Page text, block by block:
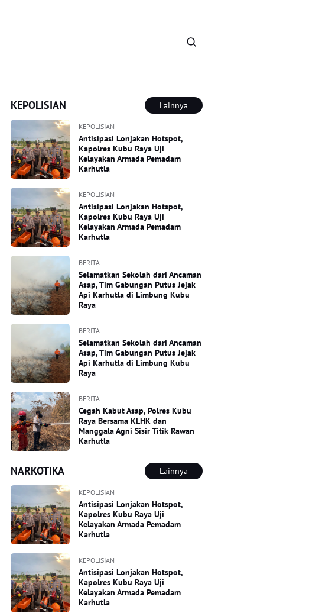
KEPOLISIAN Lainnya
KEPOLISIAN
Antisipasi Lonjakan Hotspot,
Kapolres Kubu Raya Uji
Kelayakan Armada Pemadam
Karhutla
KEPOLISIAN
Antisipasi Lonjakan Hotspot,
Kapolres Kubu Raya Uji
Kelayakan Armada Pemadam
Karhutla
BERITA
Selamatkan Sekolah dari Ancaman
Asap, Tim Gabungan Putus Jejak
Api Karhutla di Limbung Kubu
Raya
BERITA
Selamatkan Sekolah dari Ancaman
Asap, Tim Gabungan Putus Jejak
Api Karhutla di Limbung Kubu
Raya
BERITA
Cegah Kabut Asap, Polres Kubu
Raya Bersama KLHK dan
Manggala Agni Sisir Titik Rawan
Karhutla
NARKOTIKA Lainnya
KEPOLISIAN
Antisipasi Lonjakan Hotspot,
Kapolres Kubu Raya Uji
Kelayakan Armada Pemadam
Karhutla
KEPOLISIAN
Antisipasi Lonjakan Hotspot,
Kapolres Kubu Raya Uji
Kelayakan Armada Pemadam
Karhutla